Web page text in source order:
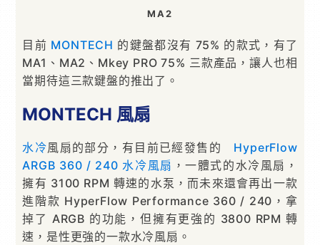
MA2
目前 MONTECH 的鍵盤都沒有 75% 的款式，有了
MA1、MA2、Mkey PRO 75% 三款產品，讓人也相
當期待這三款鍵盤的推出了。
MONTECH 風扇
水冷風扇的部分，有目前已經發售的 HyperFlow
ARGB 360 / 240 水冷風扇 ，一體式的水冷風扇，
擁有 3100 RPM 轉速的水泵，而未來還會再出一款
進階款 HyperFlow Performance 360 / 240，拿
掉了 ARGB 的功能，但擁有更強的 3800 RPM 轉
速，是性更強的一款水冷風扇。